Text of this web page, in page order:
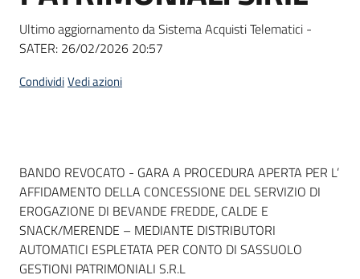
Ultimo aggiornamento da Sistema Acquisti Telematici -
SATER: 26/02/2026 20:57
CondividiVedi azioni
Dati del bando
BANDO REVOCATO - GARA A PROCEDURA APERTA PER L’
AFFIDAMENTO DELLA CONCESSIONE DEL SERVIZIO DI
EROGAZIONE DI BEVANDE FREDDE, CALDE E
SNACK/MERENDE – MEDIANTE DISTRIBUTORI
AUTOMATICI ESPLETATA PER CONTO DI SASSUOLO
GESTIONI PATRIMONIALI S.R.L